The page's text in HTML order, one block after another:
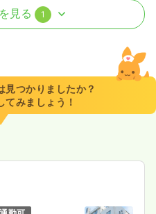
師
オンコールあり
見る 1
見つかりましたか？
てみましょう！